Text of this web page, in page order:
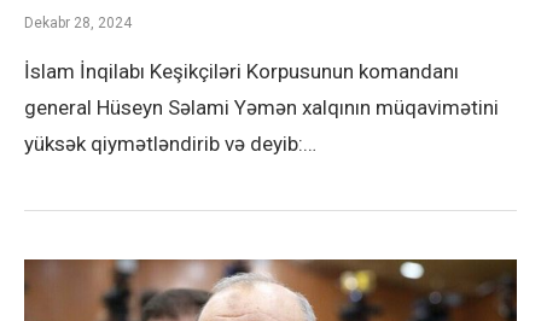
Dekabr 28, 2024
İslam İnqilabı Keşikçiləri Korpusunun komandanı
general Hüseyn Səlami Yəmən xalqının müqavimətini
yüksək qiymətləndirib və deyib:…